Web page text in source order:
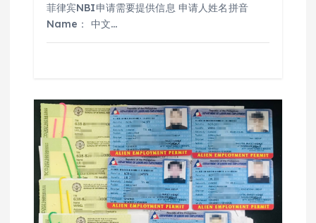
菲律宾NBI申请需要提供信息 申请人姓名拼音
Name： 中文…